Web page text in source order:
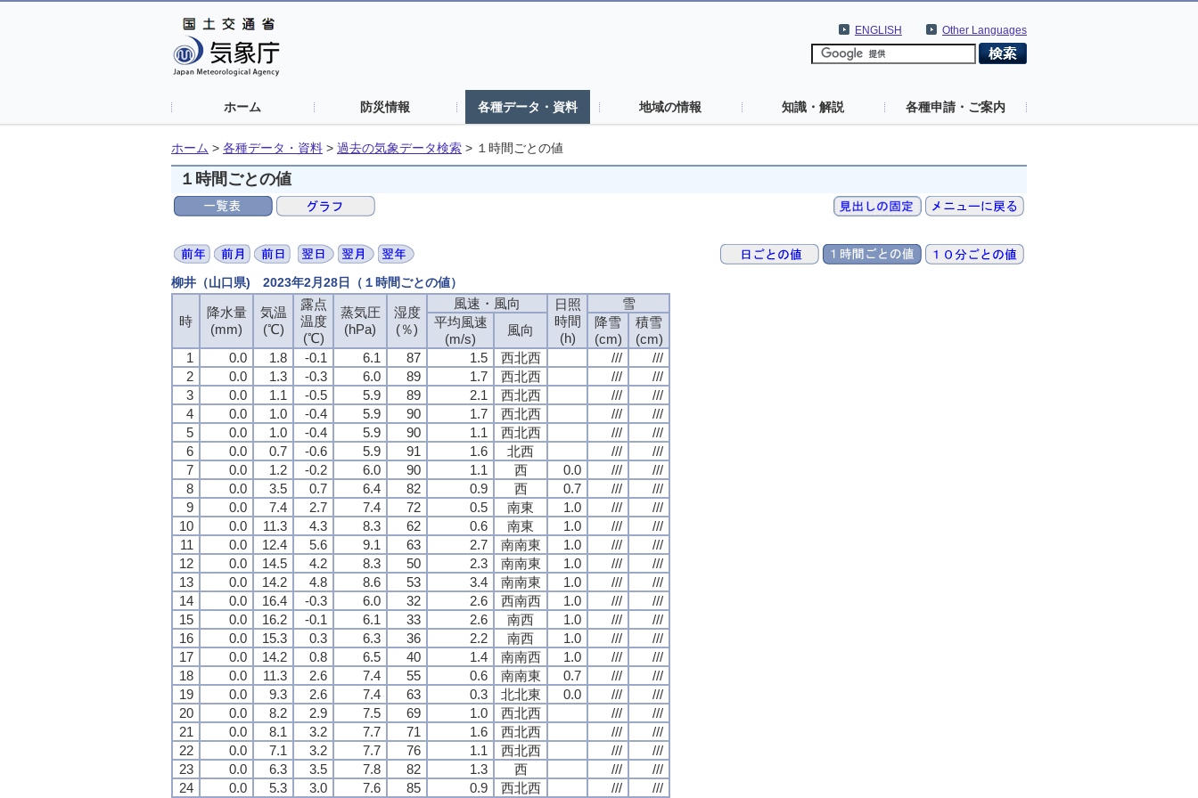
Other Languages
ENGLISH
ホーム 防災情報 各種データ・資料 地域の情報 知識・解説 各種申請・ご案内
ホーム > 各種データ・資料 > 過去の気象データ検索 > １時間ごとの値
１時間ごとの値
柳井（山口県) 2023年2月28日（１時間ごとの値）
時
降水量
(mm)
気温
(℃)
露点
温度
(℃)
蒸気圧
(hPa)
湿度
(％)
風速・風向
日照
時間
(h)
雪
平均風速
(m/s)
風向
降雪
(cm)
積雪
(cm)
1
0.0 1.8 -0.1 6.1 87 1.5 西北西 ///
///
2
0.0 1.3 -0.3 6.0 89 1.7 西北西 ///
///
3
0.0 1.1 -0.5 5.9 89 2.1 西北西 ///
///
4
0.0 1.0 -0.4 5.9 90 1.7 西北西 ///
///
5
0.0 1.0 -0.4 5.9 90 1.1 西北西 ///
///
6
0.0 0.7 -0.6 5.9 91 1.6 北西 ///
///
7
0.0 1.2 -0.2 6.0 90 1.1 西 0.0 ///
///
8
0.0 3.5 0.7 6.4 82 0.9 西 0.7 ///
///
9
0.0 7.4 2.7 7.4 72 0.5 南東 1.0 ///
///
10
0.0 11.3 4.3 8.3 62 0.6 南東 1.0 ///
///
11
0.0 12.4 5.6 9.1 63 2.7 南南東 1.0 ///
///
12
0.0 14.5 4.2 8.3 50 2.3 南南東 1.0 ///
///
13
0.0 14.2 4.8 8.6 53 3.4 南南東 1.0 ///
///
14
0.0 16.4 -0.3 6.0 32 2.6 西南西 1.0 ///
///
15
0.0 16.2 -0.1 6.1 33 2.6 南西 1.0 ///
///
16
0.0 15.3 0.3 6.3 36 2.2 南西 1.0 ///
///
17
0.0 14.2 0.8 6.5 40 1.4 南南西 1.0 ///
///
18
0.0 11.3 2.6 7.4 55 0.6 南南東 0.7 ///
///
19
0.0 9.3 2.6 7.4 63 0.3 北北東 0.0 ///
///
20
0.0 8.2 2.9 7.5 69 1.0 西北西 ///
///
21
0.0 8.1 3.2 7.7 71 1.6 西北西 ///
///
22
0.0 7.1 3.2 7.7 76 1.1 西北西 ///
///
23
0.0 6.3 3.5 7.8 82 1.3 西 ///
///
24
0.0 5.3 3.0 7.6 85 0.9 西北西 /// ///